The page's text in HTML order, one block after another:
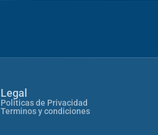
Legal
Politicas de Privacidad
Terminos y condiciones